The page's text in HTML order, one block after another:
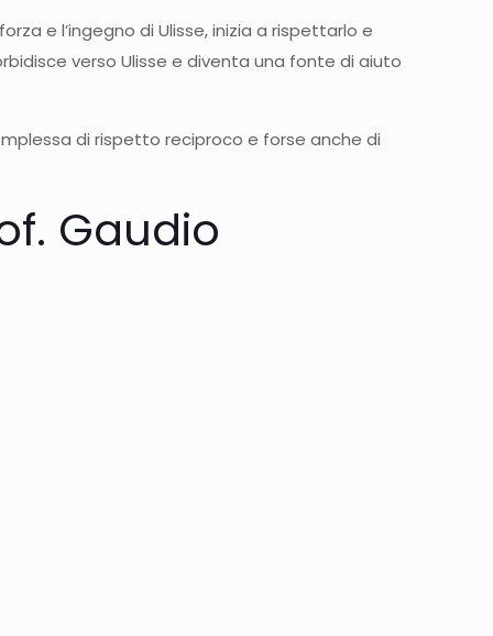
e l’ingegno di Ulisse, inizia a rispettarlo e
verso Ulisse e diventa una fonte di aiuto
di rispetto reciproco e forse anche di
Gaudio